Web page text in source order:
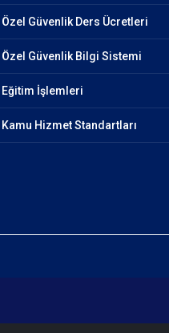
Özel Güvenlik Ders Ücretleri
Özel Güvenlik Bilgi Sistemi
Eğitim İşlemleri
Kamu Hizmet Standartları